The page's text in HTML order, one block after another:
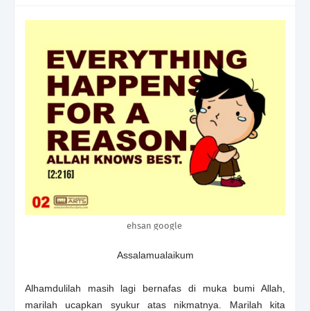
ehsan google
Assalamualaikum
Alhamdulilah masih lagi bernafas di muka bumi Allah,
marilah ucapkan syukur atas nikmatnya. Marilah kita